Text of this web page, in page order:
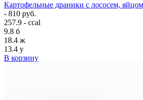
Картофельные драники с лососем,
- 810 руб.
257.9 - ccal
9.8 б
18.4 ж
13.4 у
В корзину